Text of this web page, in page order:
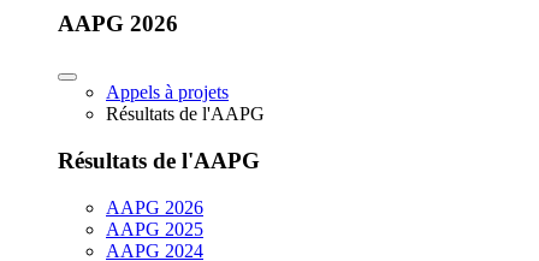
AAPG 2026
Appels à projets
Résultats de l'AAPG
Résultats de l'AAPG
AAPG 2026
AAPG 2025
AAPG 2024